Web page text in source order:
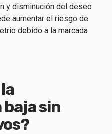
y disminución del deseo
aumentar el riesgo de
debido a la marcada
sin